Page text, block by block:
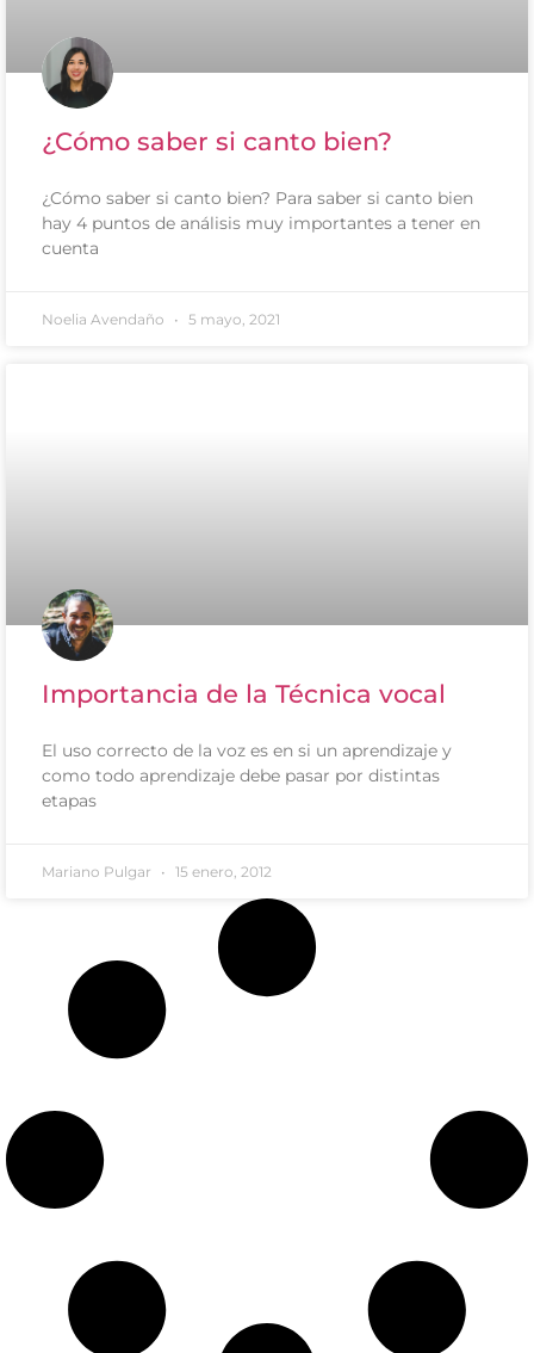
¿Cómo saber si canto bien?
¿Cómo saber si canto bien? Para saber si canto bien
hay 4 puntos de análisis muy importantes a tener en
cuenta
Noelia Avendaño 5 mayo, 2021
Importancia de la Técnica vocal
El uso correcto de la voz es en si un aprendizaje y
como todo aprendizaje debe pasar por distintas
etapas
Mariano Pulgar 15 enero, 2012